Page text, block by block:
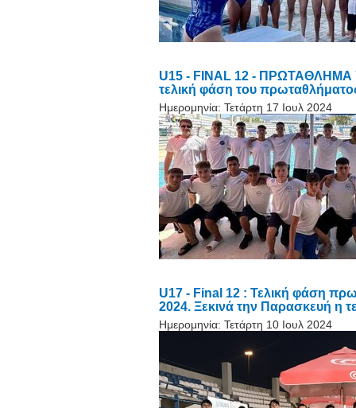
U15 - FINAL 12 - ΠΡΩΤΑΘΛΗΜΑ
τελική φάση του
Ημερομηνία: Τετάρτη 17 Ιουλ 2024
U17 - Final 12 : Τελική φάση
2024. Ξεκινά την Παρασκευή η
Ημερομηνία: Τετάρτη 10 Ιουλ 2024